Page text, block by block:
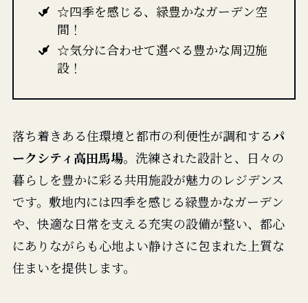
☆四季を感じる、緑豊かなガーデン空
間！
☆気分に合わせて選べる豊かな周辺施
設！
落ち着きある住環境と都市の利便性が調和するパ
ークシティ高田馬場。洗練された設計と、日々の
暮らしを豊かに彩る共用施設が魅力のレジデンス
です。敷地内には四季を感じる緑豊かなガーデン
や、快適な日常を支える充実の設備が整い、都心
にありながらも心地よい静けさに包まれた上質な
住まいを提供します。